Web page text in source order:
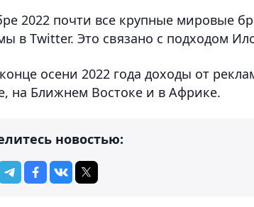
2022 почти все крупные мировые
в Twitter. Это связано с подходом
осени 2022 года доходы от
на Ближнем Востоке и в Африке.
новостью: